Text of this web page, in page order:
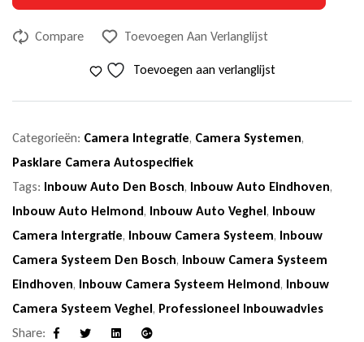
Compare Toevoegen Aan Verlanglijst
Toevoegen aan verlanglijst
Categorieën: Camera Integratie, Camera Systemen,
Pasklare Camera Autospecifiek
Tags: Inbouw Auto Den Bosch, Inbouw Auto Eindhoven,
Inbouw Auto Helmond, Inbouw Auto Veghel, Inbouw
Camera Intergratie, Inbouw Camera Systeem, Inbouw
Camera Systeem Den Bosch, Inbouw Camera Systeem
Eindhoven, Inbouw Camera Systeem Helmond, Inbouw
Camera Systeem Veghel, Professioneel Inbouwadvies
Share: